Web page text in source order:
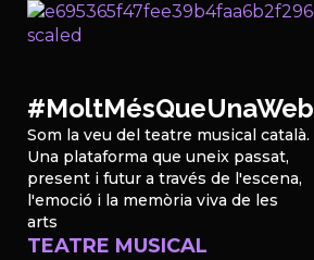
#MoltMésQueUnaWeb
Som la veu del teatre musical català.
Una plataforma que uneix passat,
present i futur a través de l'escena,
l'emoció i la memòria viva de les
arts
TEATRE MUSICAL